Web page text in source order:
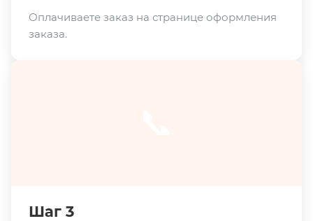
Оплачиваете заказ на странице оформления
заказа.
Шаг 3